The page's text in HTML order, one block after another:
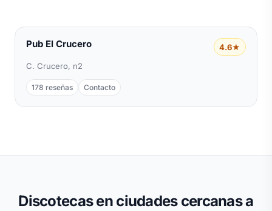
Pub El Crucero
4.6★
C. Crucero, n2
178 reseñas Contacto
Discotecas en ciudades cercanas a